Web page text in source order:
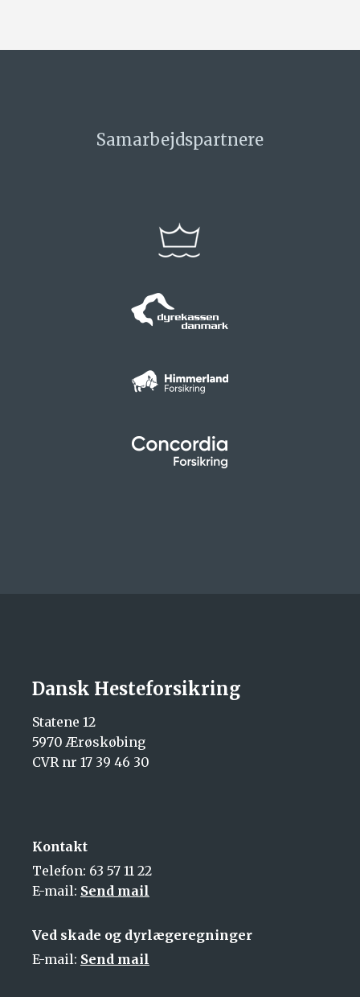
Samarbejdspartnere
Dansk Hesteforsikring
Statene 12
5970 Ærøskøbing
CVR nr 17 39 46 30
Kontakt
Telefon: 63 57 11 22
E-mail: Send mail
Ved skade og dyrlægeregninger
E-mail: Send mail